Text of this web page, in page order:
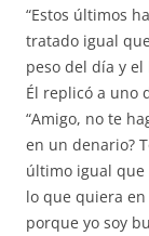
“Estos últimos
tratado igual
peso del día y el
Él replicó a uno
“Amigo, no te
en un denario?
último igual que
lo que quiera en
porque yo soy